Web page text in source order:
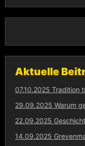
Aktuelle
07.10.2025 Tradition
29.09.2025 Warum
22.09.2025
14.09.2025